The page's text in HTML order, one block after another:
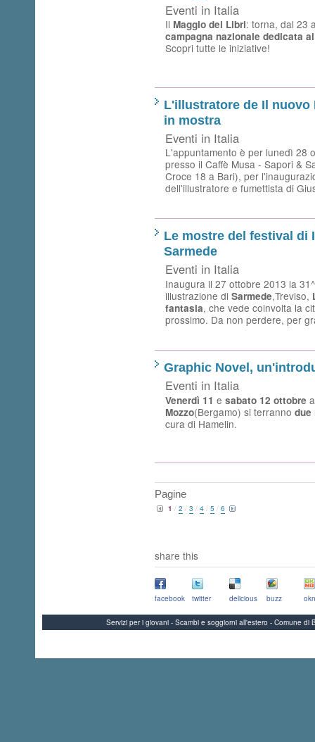
Eventi in Italia
Il Maggio dei Libri: torna, dal 23
campagna nazionale dedicata
Scopri tutte le iniziative!
L'illustratore de Il nuovo
in mostra
Eventi in Italia
L'appuntamento è per lunedì 28
presso il Caffè Musa - Sapori &
Croce 18 a Bari), per
dell'illustratore e fumettista di
Le mostre del festival di
Sarmede
Eventi in Italia
Inaugura il 27 ottobre 2013 la
illustrazione di Sarmede,Treviso,
fantasia, che vede coinvolta la
prossimo. Da non perdere, per
Graphic Novel,
Eventi in Italia
Venerdì 11 e sabato 12 ottobre
Mozzo(Bergamo) si terranno due
cura di Hamelin.
Pagine
1 / 2 / 3 / 4 / 5 / 6
share this
facebook twitter delicious buzz
Servizi per i giovani - Scambi e soggiorni all'estero - Comune